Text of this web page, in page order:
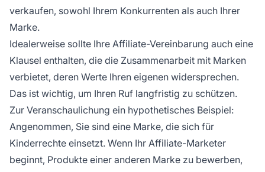
verkaufen, sowohl Ihrem Konkurrenten als auch Ihrer
Marke.
Idealerweise sollte Ihre Affiliate-Vereinbarung auch eine
Klausel enthalten, die die Zusammenarbeit mit Marken
verbietet, deren Werte Ihren eigenen widersprechen.
Das ist wichtig, um Ihren Ruf langfristig zu schützen.
Zur Veranschaulichung ein hypothetisches Beispiel:
Angenommen, Sie sind eine Marke, die sich für
Kinderrechte einsetzt. Wenn Ihr Affiliate-Marketer
beginnt, Produkte einer anderen Marke zu bewerben,